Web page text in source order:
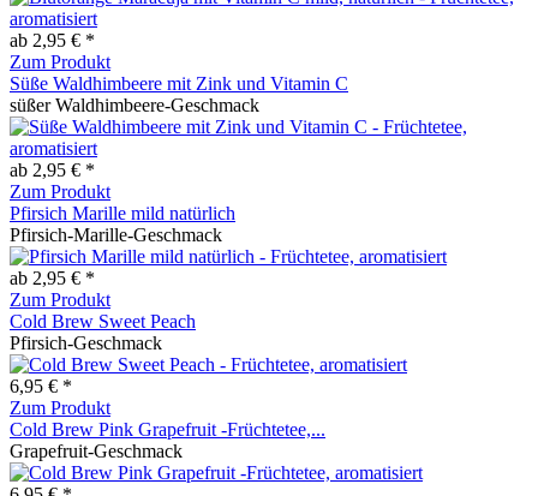
ab 2,95 € *
Zum Produkt
Süße Waldhimbeere mit Zink und Vitamin C
süßer Waldhimbeere-Geschmack
ab 2,95 € *
Zum Produkt
Pfirsich Marille mild natürlich
Pfirsich-Marille-Geschmack
ab 2,95 € *
Zum Produkt
Cold Brew Sweet Peach
Pfirsich-Geschmack
6,95 € *
Zum Produkt
Cold Brew Pink Grapefruit -Früchtetee,...
Grapefruit-Geschmack